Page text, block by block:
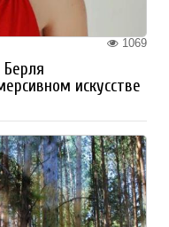
1069
искусстве